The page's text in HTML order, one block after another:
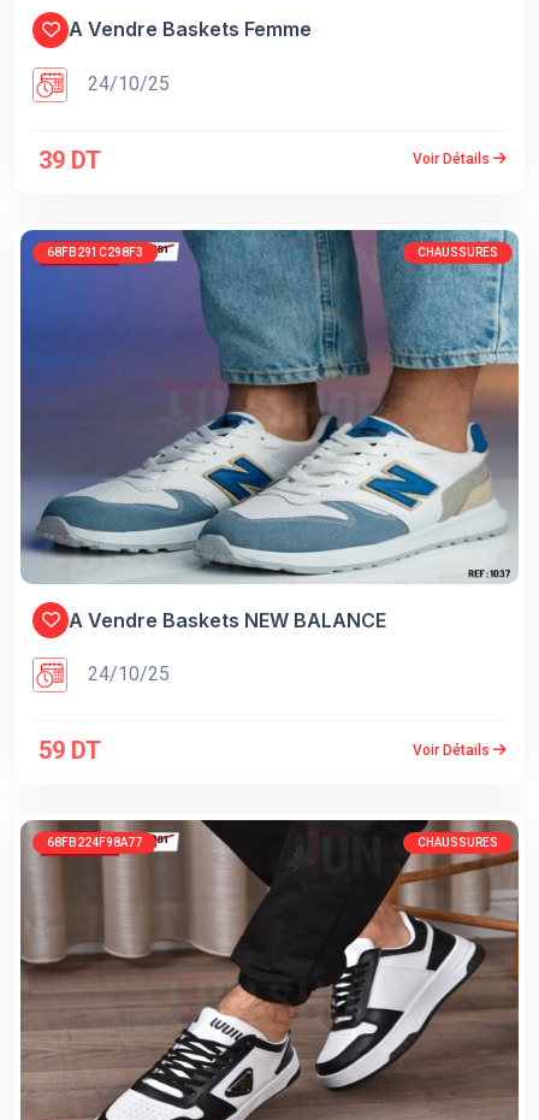
A Vendre Baskets Femme
24/10/25
39 DT Voir Détails
68FB291C298F3 CHAUSSURES
A Vendre Baskets NEW BALANCE
24/10/25
59 DT Voir Détails
68FB224F98A77 CHAUSSURES